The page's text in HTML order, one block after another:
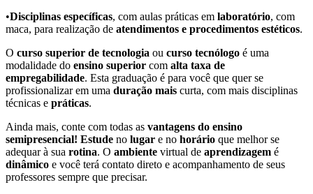
•Disciplinas específicas, com aulas práticas em laboratório, com
maca, para realização de atendimentos e procedimentos estéticos.
O curso superior de tecnologia ou curso tecnólogo é uma
modalidade do ensino superior com alta taxa de
empregabilidade. Esta graduação é para você que quer se
profissionalizar em uma duração mais curta, com mais disciplinas
técnicas e práticas.
Ainda mais, conte com todas as vantagens do ensino
semipresencial! Estude no lugar e no horário que melhor se
adequar à sua rotina. O ambiente virtual de aprendizagem é
dinâmico e você terá contato direto e acompanhamento de seus
professores sempre que precisar.